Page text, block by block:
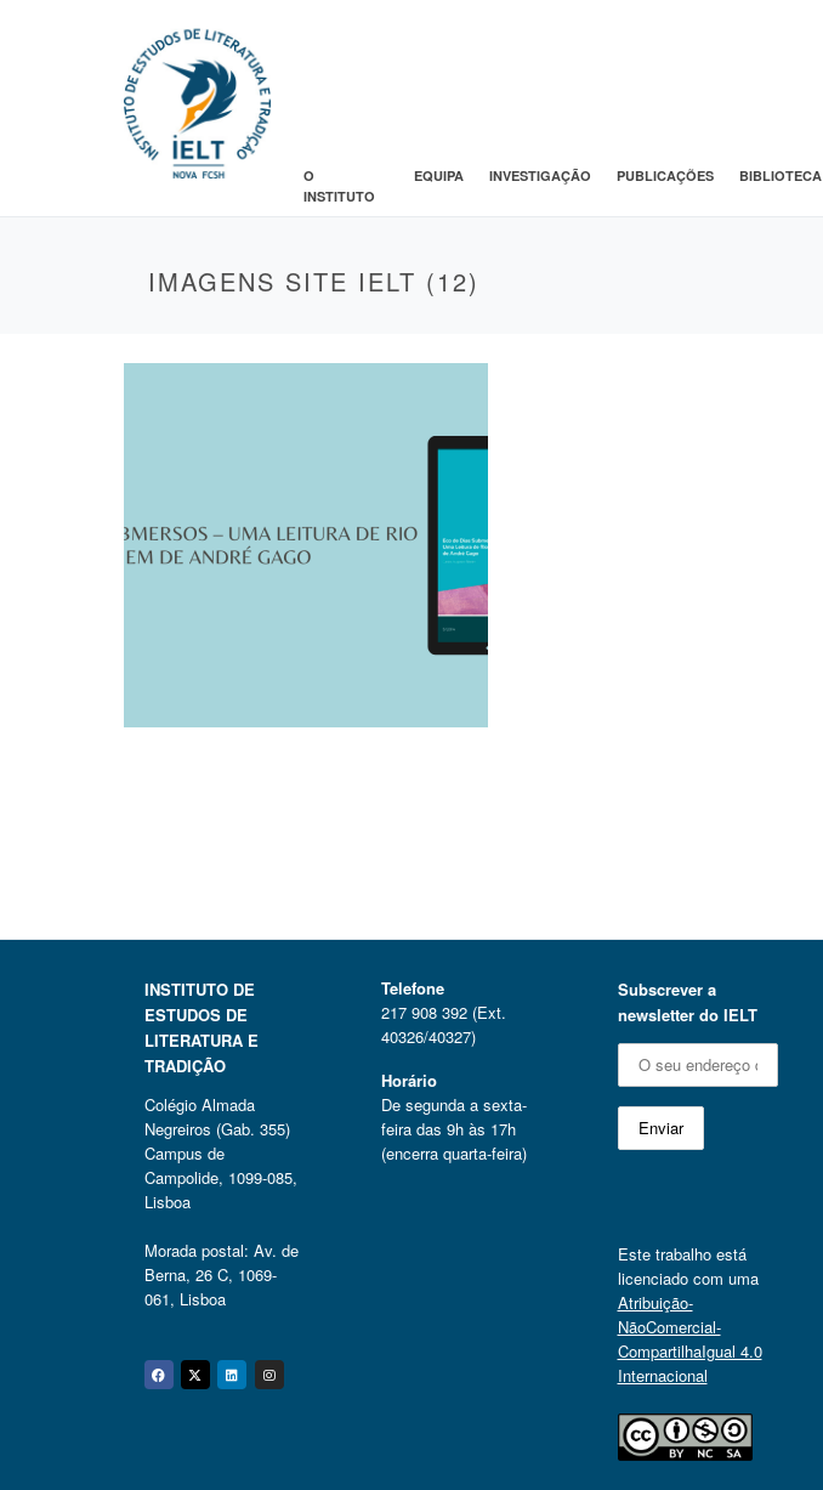
O
INSTITUTO
EQUIPA INVESTIGAÇÃO PUBLICAÇÕES BIBLIOTECA
IMAGENS SITE IELT (12)
INSTITUTO DE
ESTUDOS DE
LITERATURA E
TRADIÇÃO
Colégio Almada
Negreiros (Gab. 355)
Campus de
Campolide, 1099-085,
Lisboa
Morada postal: Av. de
Berna, 26 C, 1069-
061, Lisboa
Facebook
Twitter
Linkedin
Instagram
Telefone
217 908 392 (Ext.
40326/40327)
Horário
De segunda a sexta-
feira das 9h às 17h
(encerra quarta-feira)
Subscrever a
newsletter do IELT
Este trabalho está
licenciado com uma
Atribuição-
NãoComercial-
CompartilhaIgual 4.0
Internacional